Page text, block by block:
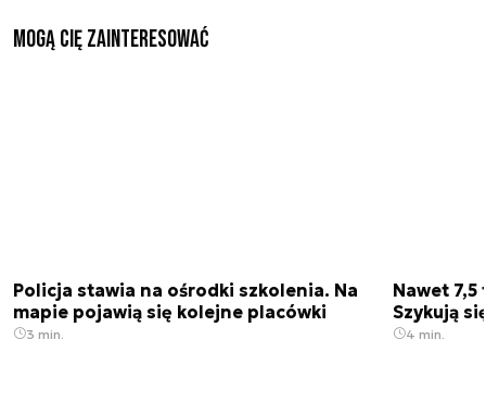
Mogą Cię zainteresować
Policja stawia na ośrodki szkolenia. Na
mapie pojawią się kolejne placówki
3 min.
Nawet
Szykują
4 min.